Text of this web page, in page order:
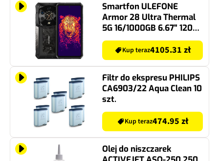
Smartfon ULEFONE
Armor 28 Ultra Thermal
5G 16/1000GB 6.67" 120Hz
Czarny
Kup teraz4105.31 zł
Filtr do ekspresu PHILIPS
CA6903/22 Aqua Clean 10
szt.
Kup teraz474.95 zł
Olej do niszczarek